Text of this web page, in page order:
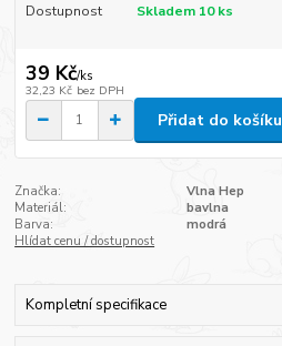
Dostupnost Skladem 10 ks
39 Kč/ks
32,23 Kč bez DPH
Přidat do košíku
Značka:
Vlna Hep
Materiál:
bavlna
Barva:
modrá
Hlídat cenu / dostupnost
Kompletní specifikace